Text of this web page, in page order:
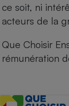
ce soit, ni
acteurs de la
Que Choisir
rémunération